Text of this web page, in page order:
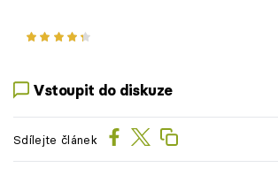
Vstoupit do diskuze
Sdílejte článek